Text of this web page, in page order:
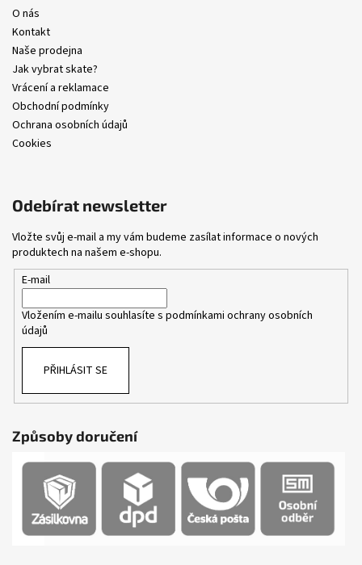
O nás
Kontakt
Naše prodejna
Jak vybrat skate?
Vrácení a reklamace
Obchodní podmínky
Ochrana osobních údajů
Cookies
Odebírat newsletter
Vložte svůj e-mail a my vám budeme zasílat informace o nových
produktech na našem e-shopu.
E-mail
Vložením e-mailu souhlasíte s podmínkami ochrany osobních
údajů
PŘIHLÁSIT SE
Způsoby doručení